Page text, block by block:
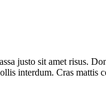
justo sit amet risus.
interdum. Cras mattis